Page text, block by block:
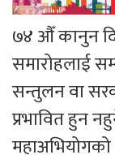
७४ औँ कानुन
समारोहलाई
सन्तुलन वा
प्रभावित हुन